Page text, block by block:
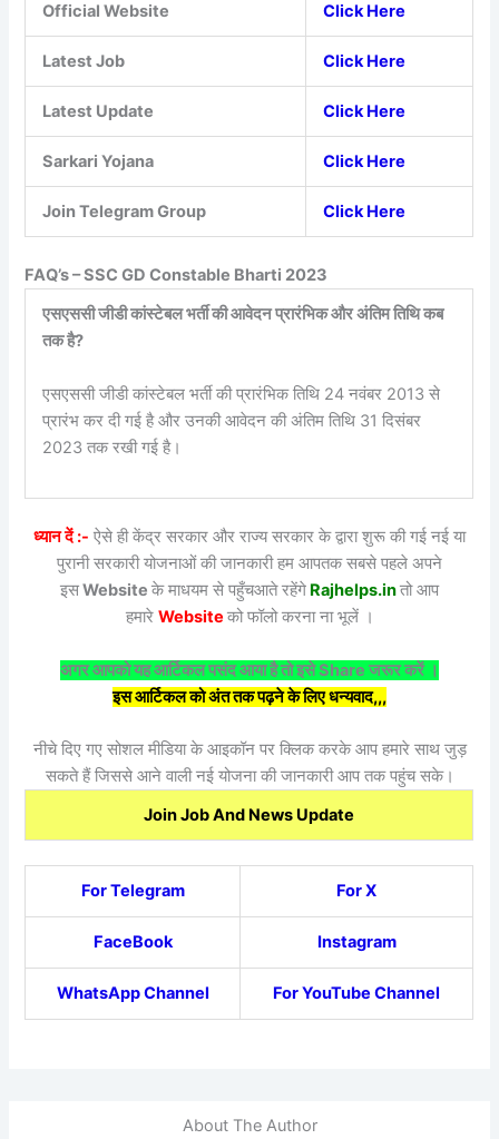
Official Website Click Here
Latest Job Click Here
Latest Update Click Here
Sarkari Yojana Click Here
Join Telegram Group Click Here
FAQ’s –SSC GD Constable Bharti 2023
एसएससी जीडी कांस्टेबल भर्ती की आवेदन प्रारंभिक और अंतिम तिथि कब
तक है?
एसएससी जीडी कांस्टेबल भर्ती की प्रारंभिक तिथि 24 नवंबर 2013 से
प्रारंभ कर दी गई है और उनकी आवेदन की अंतिम तिथि 31 दिसंबर
2023 तक रखी गई है।
ध्यान दें :- ऐसे ही केंद्र सरकार और राज्य सरकार के द्वारा शुरू की गई नई या
पुरानी सरकारी योजनाओं की जानकारी हम आपतक सबसे पहले अपने
इसWebsite के माधयम से पहुँचआते रहेंगे Rajhelps.inतो आप
हमारे Website को फॉलो करना ना भूलें ।
अगर आपको यह आर्टिकल पसंद आया है तो इसे Share जरूर करें ।
इस आर्टिकल को अंत तक पढ़ने के लिए धन्यवाद,,,
नीचे दिए गए सोशल मीडिया के आइकॉन पर क्लिक करके आप हमारे साथ जुड़
सकते हैं जिससे आने वाली नई योजना की जानकारी आप तक पहुंच सके।
Join Job And News Update
For Telegram For X
FaceBook Instagram
WhatsApp Channel For YouTube Channel
About The Author